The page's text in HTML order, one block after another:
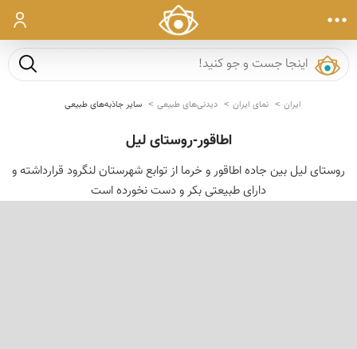
ورود
جست و
ایران نمای ایران دیدنی‌های طبیعی سایر جاذبه‌های طبیعی
اطاقور-روستای لیل
روستای لیل بین جاده اطاقور و خرما از توابع شهرستان لنگرود قرارداشته و
دارای طبیعتی بکر و دست نخورده است